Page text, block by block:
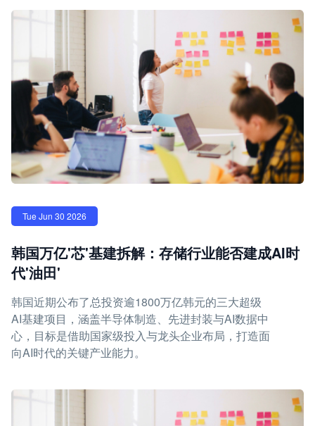
Tue Jun 30 2026
韩国万亿'芯'基建拆解：存储行业能否建成AI时
代'油田'
韩国近期公布了总投资逾1800万亿韩元的三大超级
AI基建项目，涵盖半导体制造、先进封装与AI数据中
心，目标是借助国家级投入与龙头企业布局，打造面
向AI时代的关键产业能力。